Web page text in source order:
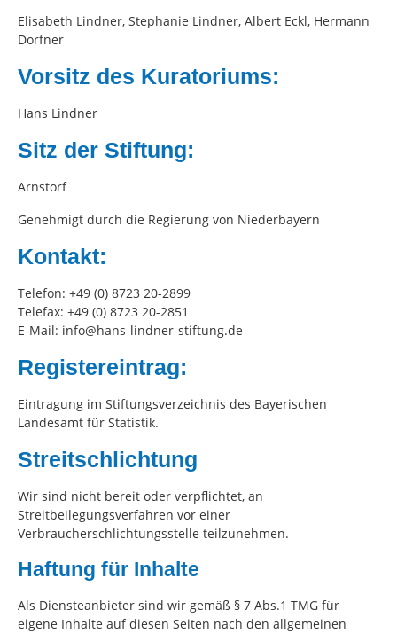
Elisabeth Lindner, Stephanie Lindner, Albert Eckl, Hermann
Dorfner
Vorsitz des Kuratoriums:
Hans Lindner
Sitz der Stiftung:
Arnstorf
Genehmigt durch die Regierung von Niederbayern
Kontakt:
Telefon: +49 (0) 8723 20-2899
Telefax: +49 (0) 8723 20-2851
E-Mail: info@hans-lindner-stiftung.de
Registereintrag:
Eintragung im Stiftungsverzeichnis des Bayerischen
Landesamt für Statistik.
Streitschlichtung
Wir sind nicht bereit oder verpflichtet, an
Streitbeilegungsverfahren vor einer
Verbraucherschlichtungsstelle teilzunehmen.
Haftung für Inhalte
Als Diensteanbieter sind wir gemäß § 7 Abs.1 TMG für
eigene Inhalte auf diesen Seiten nach den allgemeinen